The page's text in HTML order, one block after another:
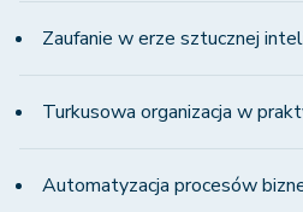
Zaufanie w erze sztucznej
Turkusowa organizacja w
Automatyzacja procesów